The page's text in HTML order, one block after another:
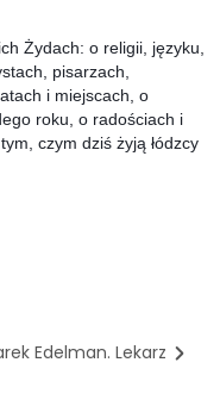
Żydach: o religii, języku,
pisarzach,
i miejscach, o
roku, o radościach i
czym dziś żyją łódzcy
Edelman. Lekarz